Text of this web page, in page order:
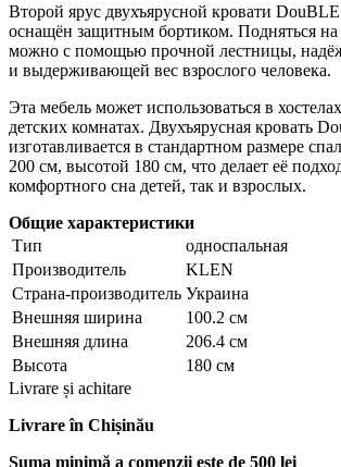
Второй ярус двухъярусной кровати
оснащён защитным бортиком. Подняться на
можно с помощью прочной лестницы,
и выдерживающей вес взрослого человека.
Эта мебель может использоваться в
детских комнатах. Двухъярусная кровать
изготавливается в стандартном размере
200 см, высотой 180 см, что делает её
комфортного сна детей, так и взрослых.
Общие характеристики
Тип
односпальная
Производитель
KLEN
Страна-производитель Украина
Внешняя ширина
100.2 см
Внешняя длина
206.4 см
Высота
180 см
Livrare și achitare
Livrareîn Chișinău
Suma minimă a comenzii este de 500 lei